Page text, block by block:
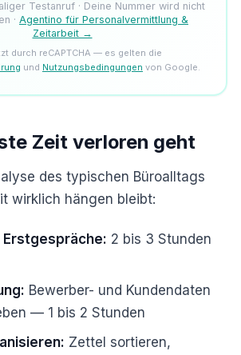
Testanruf · Deine Nummer wird nicht
· Agentino für Personalvermittlung &
Zeitarbeit →
durch reCAPTCHA — es gelten die
und Nutzungsbedingungen von Google.
Zeit verloren geht
des typischen Büroalltags
wirklich hängen bleibt:
2 bis 3 Stunden
Bewerber- und Kundendaten
— 1 bis 2 Stunden
Zettel sortieren,